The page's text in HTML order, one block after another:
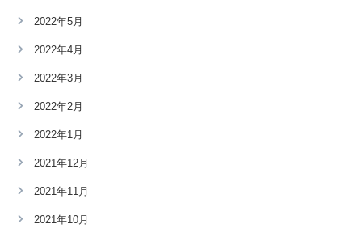
2022年5月
2022年4月
2022年3月
2022年2月
2022年1月
2021年12月
2021年11月
2021年10月